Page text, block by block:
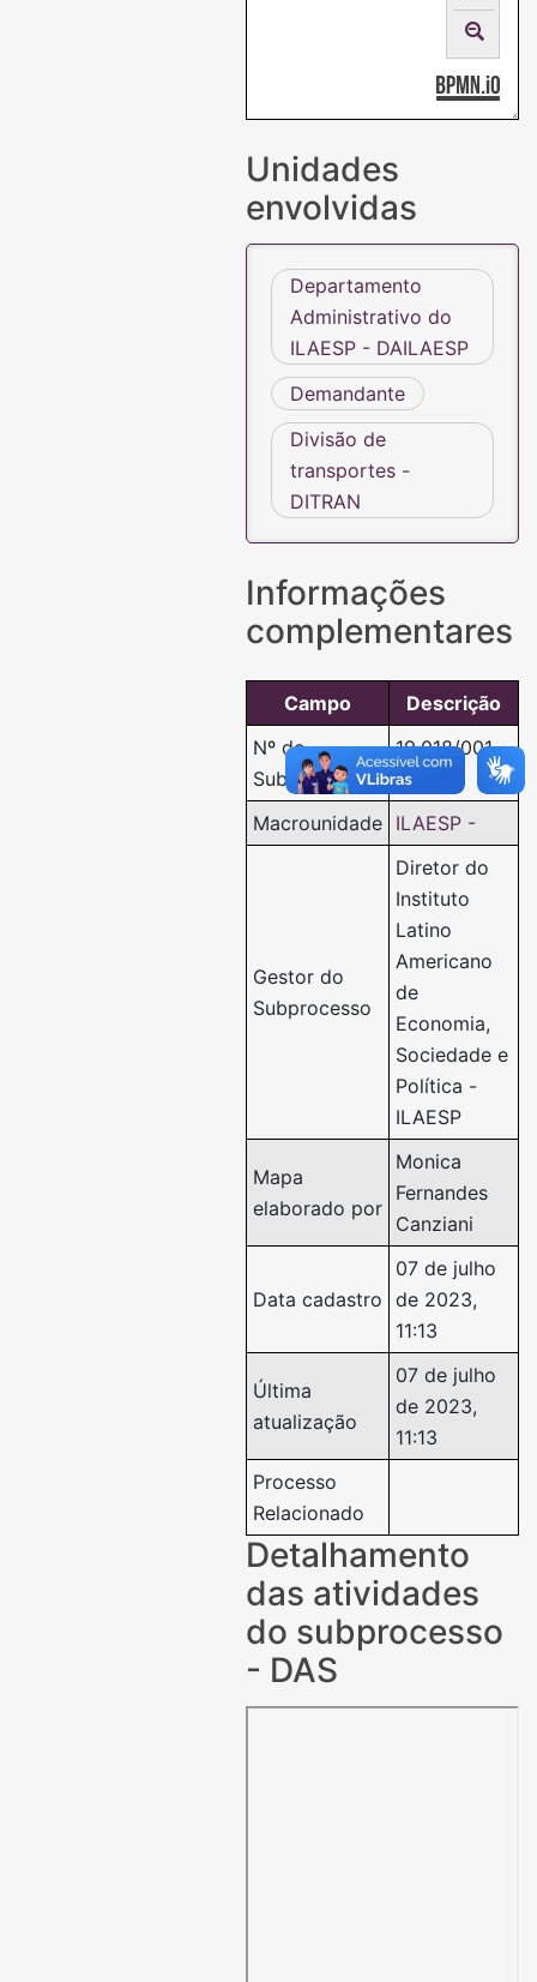
Unidades
envolvidas
Departamento
Administrativo do
ILAESP - DAILAESP
Demandante
Divisão de
transportes -
DITRAN
Informações
complementares
Campo
Descrição
Nº do
Subprocesso
19.018/001-
072023
Macrounidade ILAESP -
Gestor do
Subprocesso
Diretor do
Instituto
Latino
Americano
de
Economia,
Sociedade e
Política -
ILAESP
Mapa
elaborado por
Monica
Fernandes
Canziani
Data cadastro
07 de julho
de 2023,
11:13
Última
atualização
07 de julho
de 2023,
11:13
Processo
Relacionado
Detalhamento
das atividades
do subprocesso
- DAS